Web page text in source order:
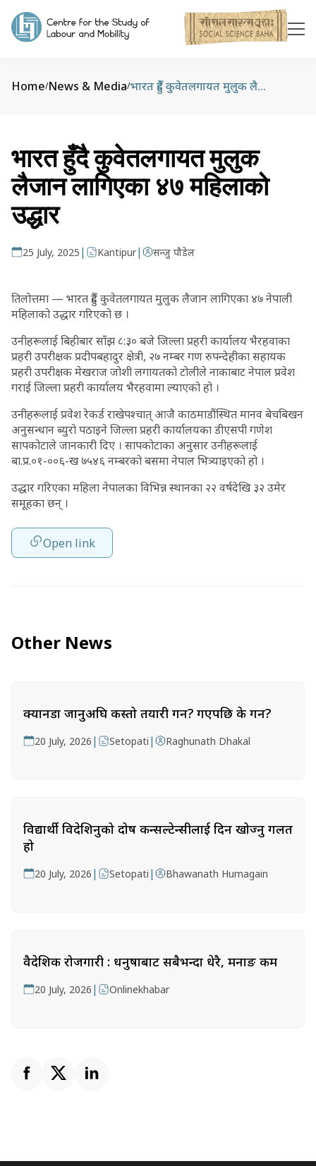
Home/News & Media/ भारत हुँदै कुवेतलगायत मुलुक लैजान लागिएका ४७ महिलाको उद्धार
भारत हुँदै कुवेतलगायत मुलुक
लैजान लागिएका ४७ महिलाको
उद्धार
25 July, 2025 | Kantipur| सन्जु पौडेल
तिलोत्तमा — भारत हुँदै कुवेतलगायत मुलुक लैजान लागिएका ४७ नेपाली
महिलाको उद्धार गरिएको छ ।
उनीहरूलाई बिहीबार साँझ ८:३० बजे जिल्ला प्रहरी कार्यालय भैरहवाका
प्रहरी उपरीक्षक प्रदीपबहादुर क्षेत्री, २७ नम्बर गण रुपन्देहीका सहायक
प्रहरी उपरीक्षक मेखराज जोशी लगायतको टोलीले नाकाबाट नेपाल प्रवेश
गराई जिल्ला प्रहरी कार्यालय भैरहवामा ल्याएको हो ।
उनीहरूलाई प्रवेश रेकर्ड राखेपश्चात् आजै काठमाडौंस्थित मानव बेचबिखन
अनुसन्धान ब्युरो पठाइने जिल्ला प्रहरी कार्यालयका डीएसपी गणेश
सापकोटाले जानकारी दिए । सापकोटाका अनुसार उनीहरूलाई
बा.प्र.०१-००६-ख ७५४६ नम्बरको बसमा नेपाल भित्र्याइएको हो ।
उद्धार गरिएका महिला नेपालका विभिन्न स्थानका २२ वर्षदेखि ३२ उमेर
समूहका छन् ।
Open link
Other News
क्यानडा जानुअघि कस्तो तयारी गर्ने? गएपछि के गर्ने?
20 July, 2026 | Setopati | Raghunath Dhakal
विद्यार्थी विदेशिनुको दोष कन्सल्टेन्सीलाई दिन खोज्नु गलत
हो
20 July, 2026 | Setopati | Bhawanath Humagain
वैदेशिक रोजगारी : धनुषाबाट सबैभन्दा धेरै, मनाङ कम
20 July, 2026 | Onlinekhabar